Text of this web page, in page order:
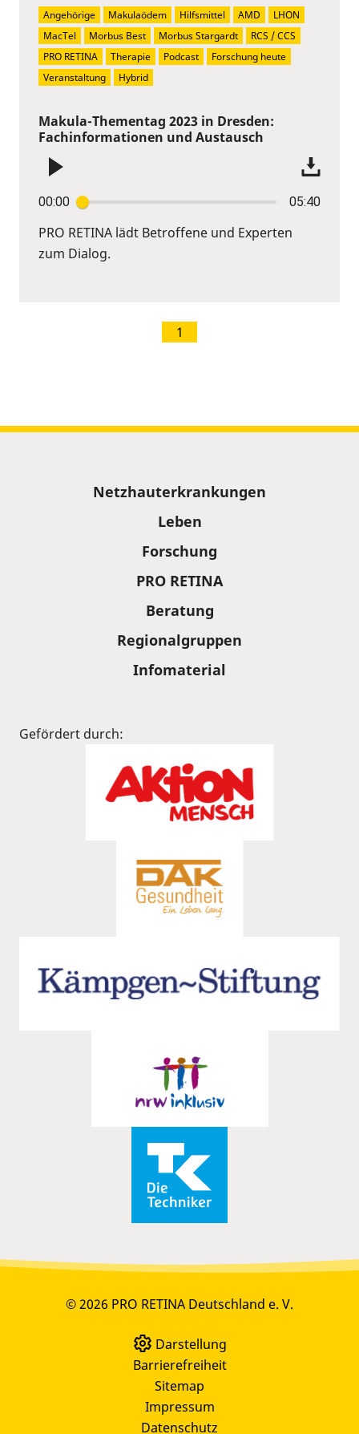
Makula-Thementag 2023 in Dresden:
Fachinformationen und Austausch
00:00 05:40
PRO RETINA lädt Betroffene und Experten
zum Dialog.
Angehörige Makulaödem Hilfsmittel AMD
LHON
MacTel
Morbus Best Morbus Stargardt
RCS / CCS
PRO RETINA
Therapie Podcast
Forschung heute
Veranstaltung
Hybrid
1
Netzhauterkrankungen
Leben
Forschung
PRO RETINA
Beratung
Regionalgruppen
Infomaterial
Gefördert durch:
© 2026 PRO RETINA Deutschland e. V.
Darstellung
Barrierefreiheit
Sitemap
Impressum
Datenschutz